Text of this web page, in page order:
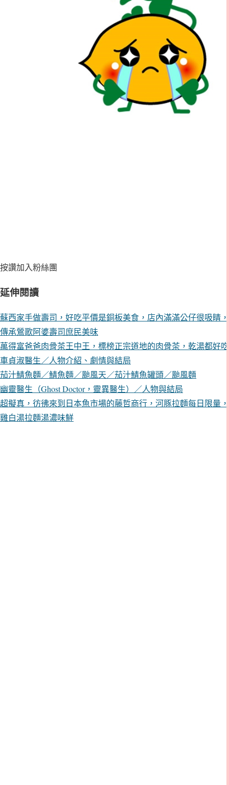
按讚加入粉絲團
延伸閱讀
蘇西家手做壽司，好吃平價是銅板美食，店內滿滿公仔很吸睛，
傳承鶯歌阿婆壽司庶民美味
萬得富爸爸肉骨茶王中王，標榜正宗道地的肉骨茶，乾湯都好吃
車貞淑醫生／人物介紹、劇情與結局
茄汁鯖魚麵／鯖魚麵／颱風天／茄汁鯖魚罐頭／颱風麵
幽靈醫生（Ghost Doctor，靈異醫生）／人物與結局
超擬真，彷彿來到日本魚市場的藤哲商行，河豚拉麵每日限量，
雞白湯拉麵湯濃味鮮